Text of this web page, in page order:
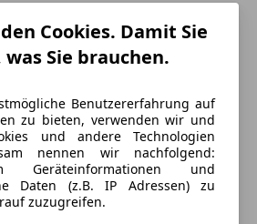
Automatik
Cookies. Damit Sie
Sie brauchen.
Benutzererfahrung auf
zu bieten, verwenden wir und
und andere Technologien
nennen wir nachfolgend:
Geräteinformationen und
Daten (z.B. IP Adressen) zu
zuzugreifen.